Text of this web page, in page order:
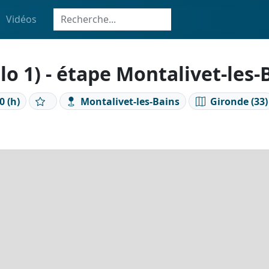
Vidéos
1) - étape Montalivet-
(h) Montalivet-les-Bains Gironde (33)